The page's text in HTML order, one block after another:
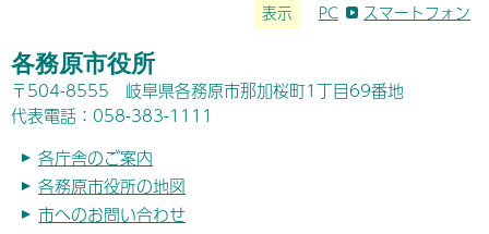
表示 PC スマートフォン
各務原市役所
〒504-8555 岐阜県各務原市那加桜町1丁目69番地
代表電話：058-383-1111
各庁舎のご案内
各務原市役所の地図
市へのお問い合わせ